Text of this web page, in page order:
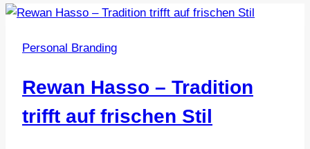
Personal Branding
Rewan Hasso – Tradition
trifft auf frischen Stil